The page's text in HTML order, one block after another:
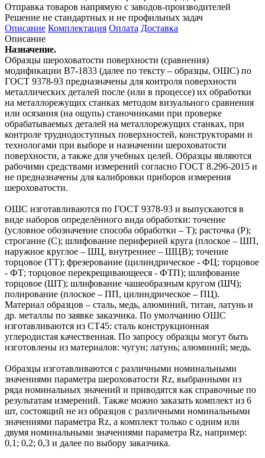
Отправка товаров напрямую с заводов-производителей
Решение не стандартных и не профильных задач
Описание Комплектация Оплата Доставка
Описание
Назначение.
Образцы шероховатости поверхности (сравнения)
модификации В7-1833 (далее по тексту – образцы, ОШС) по
ГОСТ 9378-93 предназначены для контроля поверхности
металлических деталей после (или в процессе) их обработки
на металлорежущих станках методом визуального сравнения
или осязания (на ощупь) станочниками при проверке
обрабатываемых деталей на металлорежущих станках, при
контроле труднодоступных поверхностей, конструкторами и
технологами при выборе и назначении шероховатости
поверхности, а также для учебных целей. Образцы являются
рабочими средствами измерений согласно ГОСТ 8.296-2015 и
не предназначены для калибровки приборов измерения
шероховатости.
ОШС изготавливаются по ГОСТ 9378-93 и выпускаются в
виде наборов определённого вида обработки: точение
(условное обозначение способа обработки – Т); расточка (Р);
строгание (С); шлифование периферией круга (плоское – ШП,
наружное круглое – ШЦ, внутреннее – ШЦВ); точение
торцовое (ТТ); фрезерование (цилиндрическое - ФЦ; торцовое
- ФТ; торцовое перекрещивающееся - ФТП); шлифование
торцовое (ШТ); шлифование чашеобразным кругом (ШЧ);
полирование (плоское – ПП, цилиндрическое – ПЦ).
Материал образцов – сталь, медь, алюминий, титан, латунь и
др. металлы по заявке заказчика. По умолчанию ОШС
изготавливаются из СТ45: сталь конструкционная
углеродистая качественная. По запросу образцы могут быть
изготовлены из материалов: чугун; латунь; алюминий; медь.
Образцы изготавливаются с различными номинальными
значениями параметра шероховатости Rz, выбранными из
ряда номинальных значений и приводятся как справочные по
результатам измерений. Также можно заказать комплект из 6
шт, состоящий не из образцов с различными номинальными
значениями параметра Rz, а комплект только с одним или
двумя номинальными значениями параметра Rz, например:
0,1; 0,2; 0,3 и далее по выбору заказчика.